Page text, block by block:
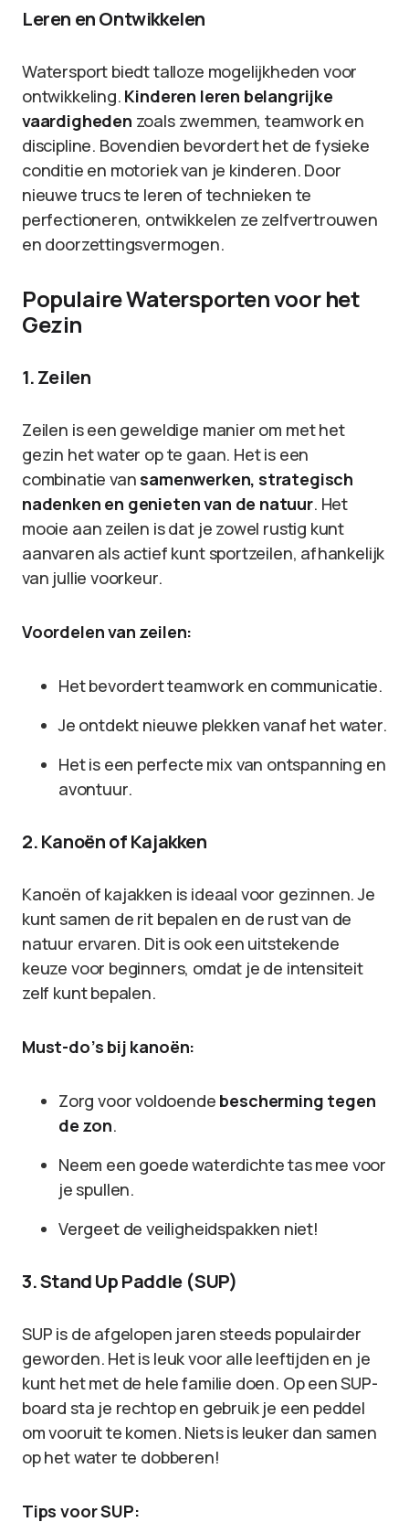
Leren en Ontwikkelen
Watersport biedt talloze mogelijkheden voor
ontwikkeling. Kinderen leren belangrijke
vaardigheden zoals zwemmen, teamwork en
discipline. Bovendien bevordert het de fysieke
conditie en motoriek van je kinderen. Door
nieuwe trucs te leren of technieken te
perfectioneren, ontwikkelen ze zelfvertrouwen
en doorzettingsvermogen.
Populaire Watersporten voor het
Gezin
1. Zeilen
Zeilen is een geweldige manier om met het
gezin het water op te gaan. Het is een
combinatie van samenwerken, strategisch
nadenken en genieten van de natuur. Het
mooie aan zeilen is dat je zowel rustig kunt
aanvaren als actief kunt sportzeilen, afhankelijk
van jullie voorkeur.
Voordelen van zeilen:
Het bevordert teamwork en communicatie.
Je ontdekt nieuwe plekken vanaf het water.
Het is een perfecte mix van ontspanning en
avontuur.
2. Kanoën of Kajakken
Kanoën of kajakken is ideaal voor gezinnen. Je
kunt samen de rit bepalen en de rust van de
natuur ervaren. Dit is ook een uitstekende
keuze voor beginners, omdat je de intensiteit
zelf kunt bepalen.
Must-do’s bij kanoën:
Zorg voor voldoende bescherming tegen
de zon.
Neem een goede waterdichte tas mee voor
je spullen.
Vergeet de veiligheidspakken niet!
3. Stand Up Paddle (SUP)
SUP is de afgelopen jaren steeds populairder
geworden. Het is leuk voor alle leeftijden en je
kunt het met de hele familie doen. Op een SUP-
board sta je rechtop en gebruik je een peddel
om vooruit te komen. Niets is leuker dan samen
op het water te dobberen!
Tips voor SUP: